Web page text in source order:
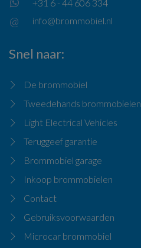
+31 6 - 44 606 334
info@brommobiel.nl
Snel naar
De brommobiel
Tweedehands brommobielen
Light Electrical Vehicles
Teruggeef garantie
Brommobiel garage
Inkoop brommobielen
Contact
Gebruiksvoorwaarden
Microcar brommobiel